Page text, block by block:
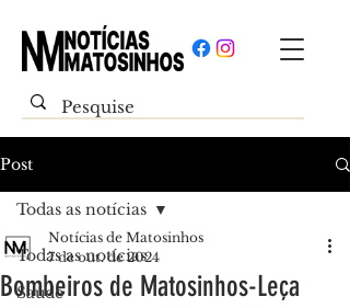
Post
Todas as notícias
Saúde
Todas as notícias
Bombeiros de Matosinhos-Leça
Notícias de Matosinhos
7 de out. de 2024